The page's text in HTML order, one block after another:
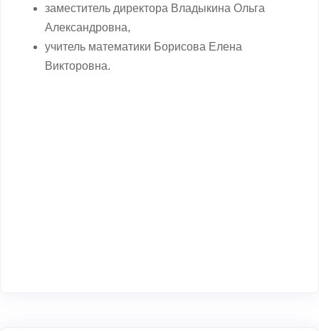
заместитель директора Владыкина Ольга
Александровна,
учитель математики Борисова Елена
Викторовна.